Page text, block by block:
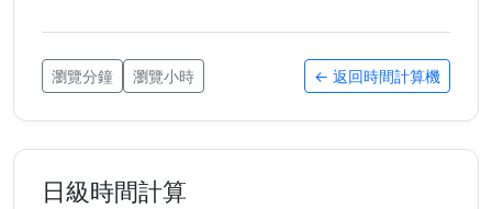
瀏覽分鐘 瀏覽小時 ← 返回時間計算機
日級時間計算